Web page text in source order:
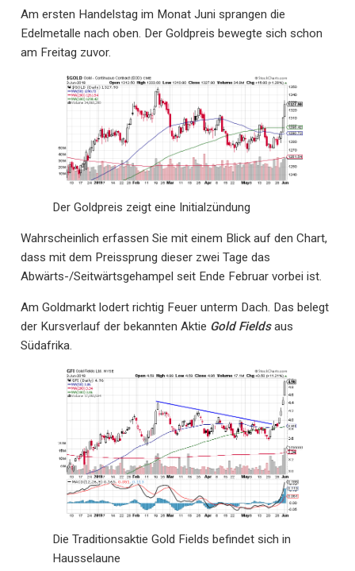
Am ersten Handelstag im Monat Juni sprangen die
Edelmetalle nach oben. Der Goldpreis bewegte sich schon
am Freitag zuvor.
Der Goldpreis zeigt eine Initialzündung
Wahrscheinlich erfassen Sie mit einem Blick auf den Chart,
dass mit dem Preissprung dieser zwei Tage das
Abwärts-/Seitwärtsgehampel seit Ende Februar vorbei ist.
Am Goldmarkt lodert richtig Feuer unterm Dach. Das belegt
der Kursverlauf der bekannten Aktie Gold Fieldsaus
Südafrika.
Die Traditionsaktie Gold Fields befindet sich in
Hausselaune